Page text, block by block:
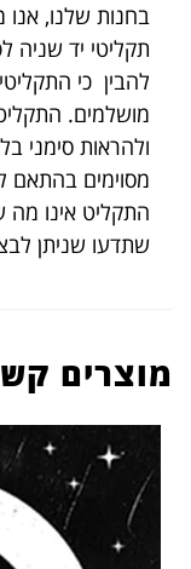
בחנות שלנו, אנו
תקליטי יד
להבין כי
מושלמים.
ולהראות סימני
מסוימים בהתאם
התקליט אינו מה
שתדעו שניתן
מוצרים